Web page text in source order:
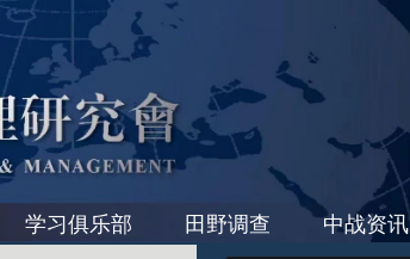
学习俱乐部 田野调查 中战资讯